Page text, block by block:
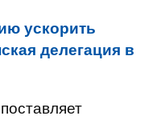
ускорить
делегация в